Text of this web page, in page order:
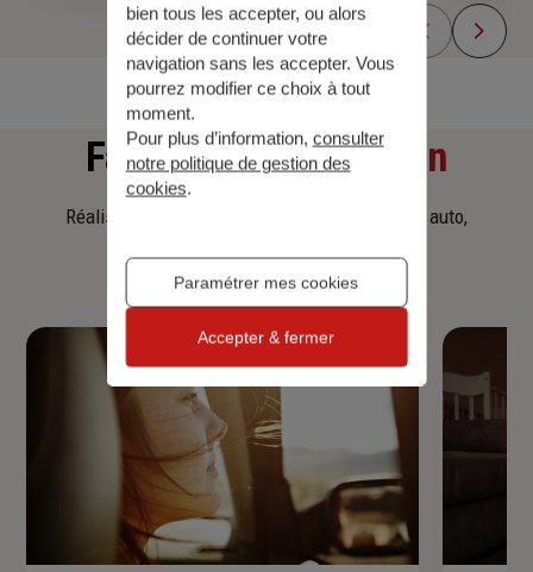
Faitesune simulation
Réalisez une simulation tarifaire d'assurance, auto,
bien tous les accepter, ou alors
décider de continuer votre
navigation sans les accepter. Vous
pourrez modifier ce choix à tout
moment.
Pour plus d’information, consulter
notre politique de gestion des
cookies.
Paramétrer mes cookies
Accepter & fermer